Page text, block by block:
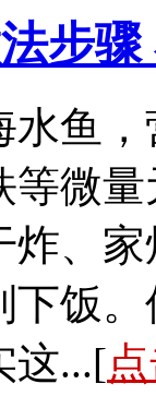
步骤
水鱼
等微
炸、
下饭
这...[